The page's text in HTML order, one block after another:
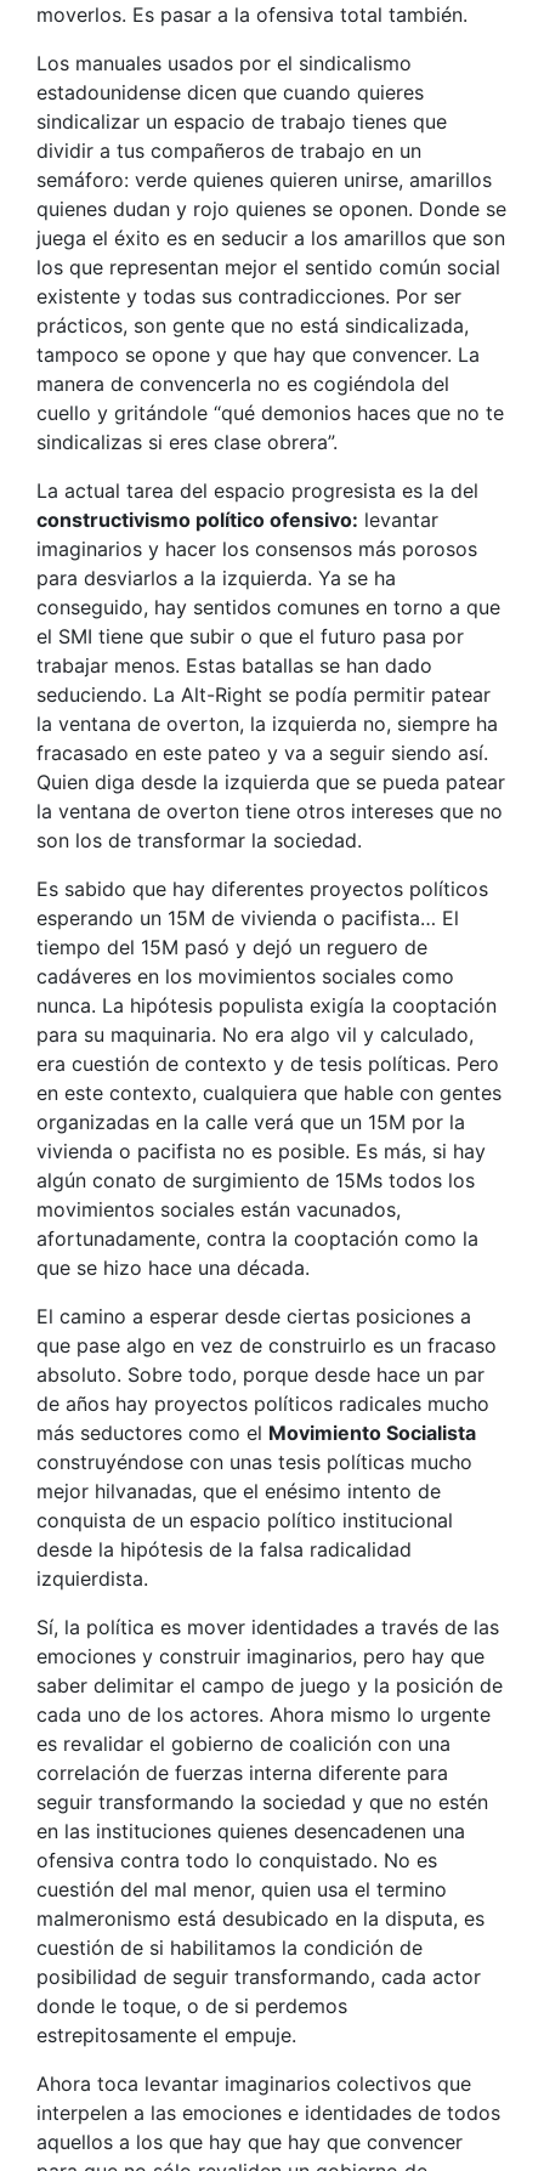
moverlos. Es pasar a la ofensiva total también.
Los manuales usados por el sindicalismo
estadounidense dicen que cuando quieres
sindicalizar un espacio de trabajo tienes que
dividir a tus compañeros de trabajo en un
semáforo: verde quienes quieren unirse, amarillos
quienes dudan y rojo quienes se oponen. Donde se
juega el éxito es en seducir a los amarillos que son
los que representan mejor el sentido común social
existente y todas sus contradicciones. Por ser
prácticos, son gente que no está sindicalizada,
tampoco se opone y que hay que convencer. La
manera de convencerla no es cogiéndola del
cuello y gritándole “qué demonios haces que no te
sindicalizas si eres clase obrera”.
La actual tarea del espacio progresista es la del
constructivismo político ofensivo: levantar
imaginarios y hacer los consensos más porosos
para desviarlos a la izquierda. Ya se ha
conseguido, hay sentidos comunes en torno a que
el SMI tiene que subir o que el futuro pasa por
trabajar menos. Estas batallas se han dado
seduciendo. La Alt-Right se podía permitir patear
la ventana de overton, la izquierda no, siempre ha
fracasado en este pateo y va a seguir siendo así.
Quien diga desde la izquierda que se pueda patear
la ventana de overton tiene otros intereses que no
son los de transformar la sociedad.
Es sabido que hay diferentes proyectos políticos
esperando un 15M de vivienda o pacifista… El
tiempo del 15M pasó y dejó un reguero de
cadáveres en los movimientos sociales como
nunca. La hipótesis populista exigía la cooptación
para su maquinaria. No era algo vil y calculado,
era cuestión de contexto y de tesis políticas. Pero
en este contexto, cualquiera que hable con gentes
organizadas en la calle verá que un 15M por la
vivienda o pacifista no es posible. Es más, si hay
algún conato de surgimiento de 15Ms todos los
movimientos sociales están vacunados,
afortunadamente, contra la cooptación como la
que se hizo hace una década.
El camino a esperar desde ciertas posiciones a
que pase algo en vez de construirlo es un fracaso
absoluto. Sobre todo, porque desde hace un par
de años hay proyectos políticos radicales mucho
más seductores como el Movimiento Socialista
construyéndose con unas tesis políticas mucho
mejor hilvanadas, que el enésimo intento de
conquista de un espacio político institucional
desde la hipótesis de la falsa radicalidad
izquierdista.
Sí, la política es mover identidades a través de las
emociones y construir imaginarios, pero hay que
saber delimitar el campo de juego y la posición de
cada uno de los actores. Ahora mismo lo urgente
es revalidar el gobierno de coalición con una
correlación de fuerzas interna diferente para
seguir transformando la sociedad y que no estén
en las instituciones quienes desencadenen una
ofensiva contra todo lo conquistado. No es
cuestión del mal menor, quien usa el termino
malmeronismo está desubicado en la disputa, es
cuestión de si habilitamos la condición de
posibilidad de seguir transformando, cada actor
donde le toque, o de si perdemos
estrepitosamente el empuje.
Ahora toca levantar imaginarios colectivos que
interpelen a las emociones e identidades de todos
aquellos a los que hay que hay que convencer